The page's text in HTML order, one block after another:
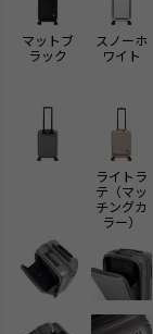
マットブ
ラック
スノーホ
ワイト
ライトラ
テ（マッ
チングカ
ラー）